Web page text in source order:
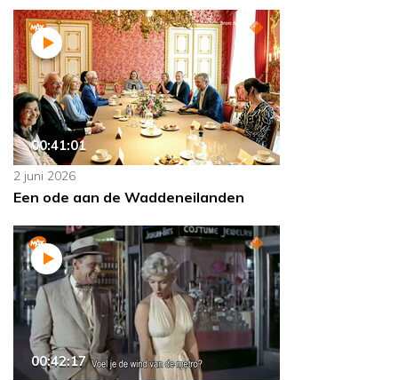
00:41:01
2 juni 2026
Een ode aan de Waddeneilanden
00:42:17